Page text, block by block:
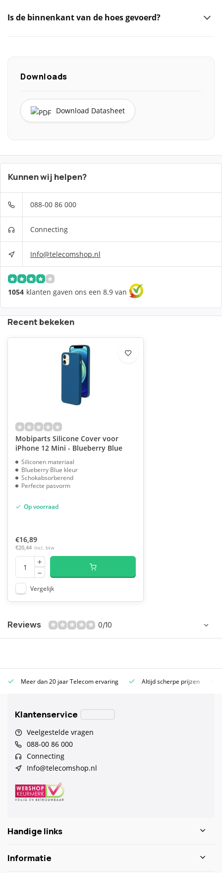
Is de binnenkant van de hoes gevoerd?
Downloads
Download Datasheet
Kunnen wij helpen?
088-00 86 000
Connecting
Info@telecomshop.nl
1054 klanten gaven ons een 8.9 van
Recent bekeken
Mobiparts Silicone Cover voor
iPhone 12 Mini - Blueberry Blue
Siliconen materiaal
Blueberry Blue kleur
Schokabsorberend
Perfecte pasvorm
Op voorraad
€16,89
€20,44 Incl. btw
Vergelijk
Reviews 0/10
Meer dan 20 jaar Telecom ervaring Altijd scherpe prijzen
Klantenservice
Veelgestelde vragen
088-00 86 000
Connecting
Info@telecomshop.nl
Handige links
Informatie